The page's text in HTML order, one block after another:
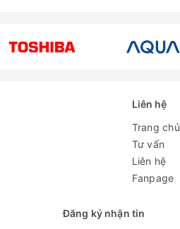
Liên hệ
Trang chủ
Tư vấn
Liên hệ
Fanpage
Đăng ký nhận tin